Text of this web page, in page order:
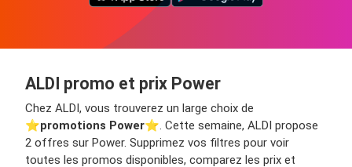
ALDI promo et prix Power
Chez ALDI, vous trouverez un large choix de
⭐️promotions Power⭐️. Cette semaine, ALDI propose
2 offres sur Power. Supprimez vos filtres pour voir
toutes les promos disponibles, comparez les prix et